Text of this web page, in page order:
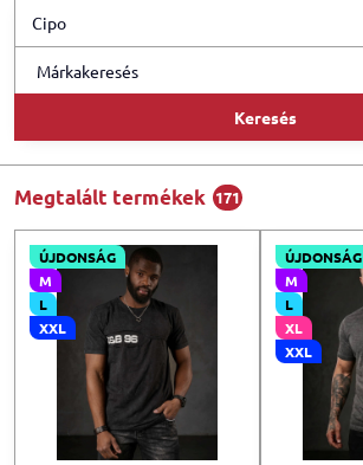
Keresés
Megtalált termékek 171
ÚJDONSÁG
M
L
XXL
ÚJDONSÁG
M
L
XL
XXL